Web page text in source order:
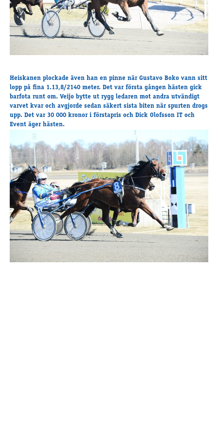
Exponering & värdskap
Aktiviteter
Tävlingsserier
Träning och provlopp
Aktiva
Månadens hästägare 2026
Månadens B-tränare 2026
Euro Classic Trot
Andelshästar
Åby Stora Pris 2026
Supertorsdag för företag
Supertorsdag
Ponnytravtävlingar
Ridsport
Heiskanen plockade även han en pinne när Gustavo Boko vann sitt
lopp på fina 1.13,8/2140 meter. Det var första gången hästen gick
barfota runt om. Veijo bytte ut rygg ledaren mot andra utvändigt
varvet kvar och avgjorde sedan säkert sista biten när spurten drogs
upp. Det var 30 000 kronor i förstapris och Dick Olofsson IT och
Event äger hästen.